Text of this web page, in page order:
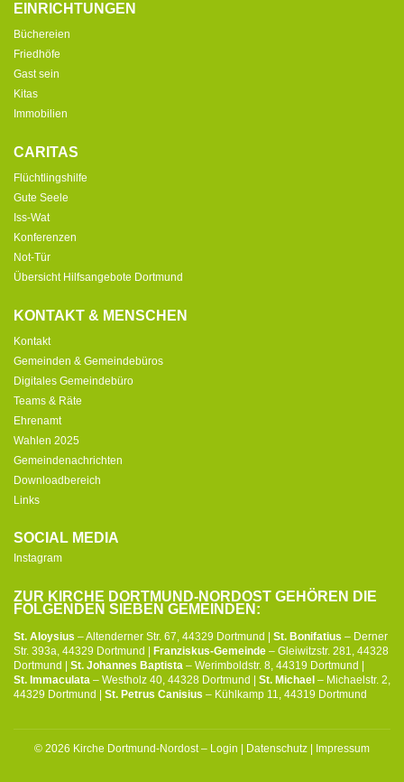
EINRICHTUNGEN
Büchereien
Friedhöfe
Gast sein
Kitas
Immobilien
CARITAS
Flüchtlingshilfe
Gute Seele
Iss-Wat
Konferenzen
Not-Tür
Übersicht Hilfsangebote Dortmund
KONTAKT & MENSCHEN
Kontakt
Gemeinden & Gemeindebüros
Digitales Gemeindebüro
Teams & Räte
Ehrenamt
Wahlen 2025
Gemeindenachrichten
Downloadbereich
Links
SOCIAL MEDIA
Instagram
ZUR KIRCHE DORTMUND-NORDOST GEHÖREN DIE
FOLGENDEN SIEBEN GEMEINDEN:
St. Aloysius – Altenderner Str. 67, 44329 Dortmund | St. Bonifatius – Derner
Str. 393a, 44329 Dortmund |
Franziskus-Gemeinde – Gleiwitzstr. 281, 44328
Dortmund | St. Johannes Baptista – Werimboldstr. 8, 44319 Dortmund |
St. Immaculata – Westholz 40, 44328 Dortmund | St. Michael – Michaelstr. 2,
44329 Dortmund | St. Petrus Canisius – Kühlkamp 11, 44319 Dortmund
© 2026 Kirche Dortmund-Nordost – Login Datenschutz Impressum